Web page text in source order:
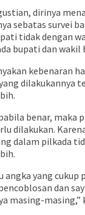
dirinya
sebatas survei
tidak dengan
bupati dan wakil
kebenaran
dilakukannya
benar, maka
dilakukan.
dalam pilkada
angka yang
dan
masing-masing,”